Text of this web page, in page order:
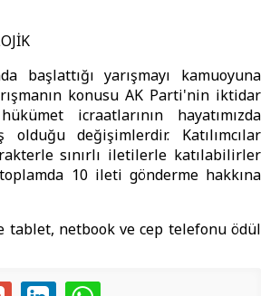
başlattığı yarışmayı kamuoyuna
konusu AK Parti'nin iktidar
icraatlarının hayatımızda
olduğu değişimlerdir. Katılımcılar
sınırlı iletilerle katılabilirler
10 ileti gönderme hakkına
tablet, netbook ve cep telefonu ödül